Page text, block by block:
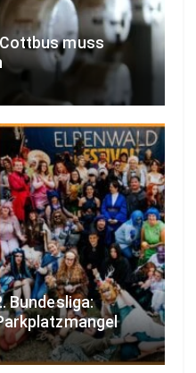
muss
Bundesliga: